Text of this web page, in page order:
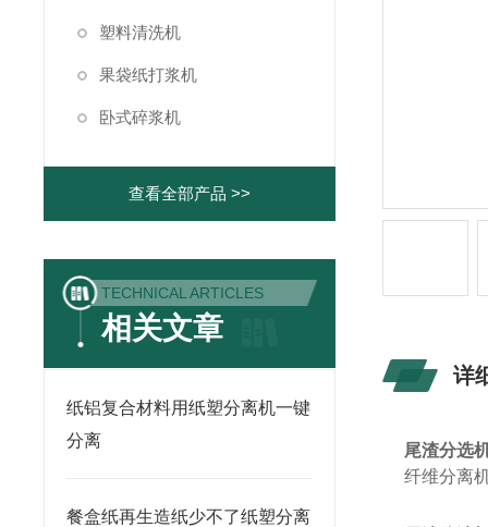
塑料清洗机
果袋纸打浆机
卧式碎浆机
查看全部产品 >>
TECHNICAL ARTICLES
相关文章
纸铝复合材料用纸塑分离机一键
分离
餐盒纸再生造纸少不了纸塑分离
详
尾渣分选
纤维分离